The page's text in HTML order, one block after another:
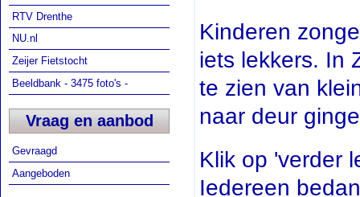
RTV Drenthe
NU.nl
Zeijer Fietstocht
Beeldbank - 3475 foto's -
Vraag en aanbod
Gevraagd
Aangeboden
Kinderen
iets lekkers. In
te zien van
naar deur
Klik op 'verder
Iedereen